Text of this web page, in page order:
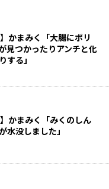
】かまみく「大腸にポリ
見つかったりアンチと化
する」
】かまみく「みくのしん
水没しました」